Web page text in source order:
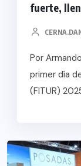
fuerte,
Por
primer día
(FITUR)